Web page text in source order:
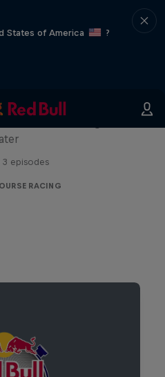
States of America
?
Ros Series
3 episodes
RACING